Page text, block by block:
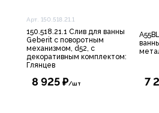
Арт. 150.518.21.1
150.518.21.1 Слив для ванны
Geberit с поворотным
механизмом, d52, с
декоративным комплектом:
Глянцев
8 925 ₽/шт 7